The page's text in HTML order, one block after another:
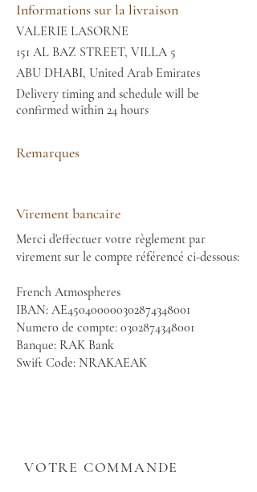
Informations sur la livraison
VALERIE LASORNE
151 AL BAZ STREET, VILLA 5
ABU DHABI, United Arab Emirates
Delivery timing and schedule will be
confirmed within 24 hours
Remarques
Virement bancaire
Merci d'effectuer votre règlement par
virement sur le compte référencé ci-dessous:
French Atmospheres
IBAN: AE450400000302874348001
Numero de compte: 0302874348001
Banque: RAK Bank
Swift Code: NRAKAEAK
VOTRE COMMANDE